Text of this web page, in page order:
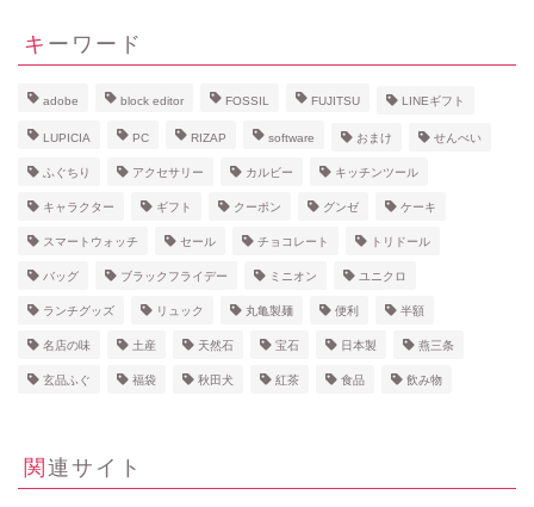
キーワード
adobe block editor FOSSIL FUJITSU LINEギフト
LUPICIA PC RIZAP software おまけ せんべい
ふぐちり アクセサリー カルビー キッチンツール
キャラクター ギフト クーポン グンゼ ケーキ
スマートウォッチ セール チョコレート トリドール
バッグ ブラックフライデー ミニオン ユニクロ
ランチグッズ リュック 丸亀製麺 便利 半額
名店の味 土産 天然石 宝石 日本製 燕三条
玄品ふぐ 福袋 秋田犬 紅茶 食品 飲み物
関連サイト